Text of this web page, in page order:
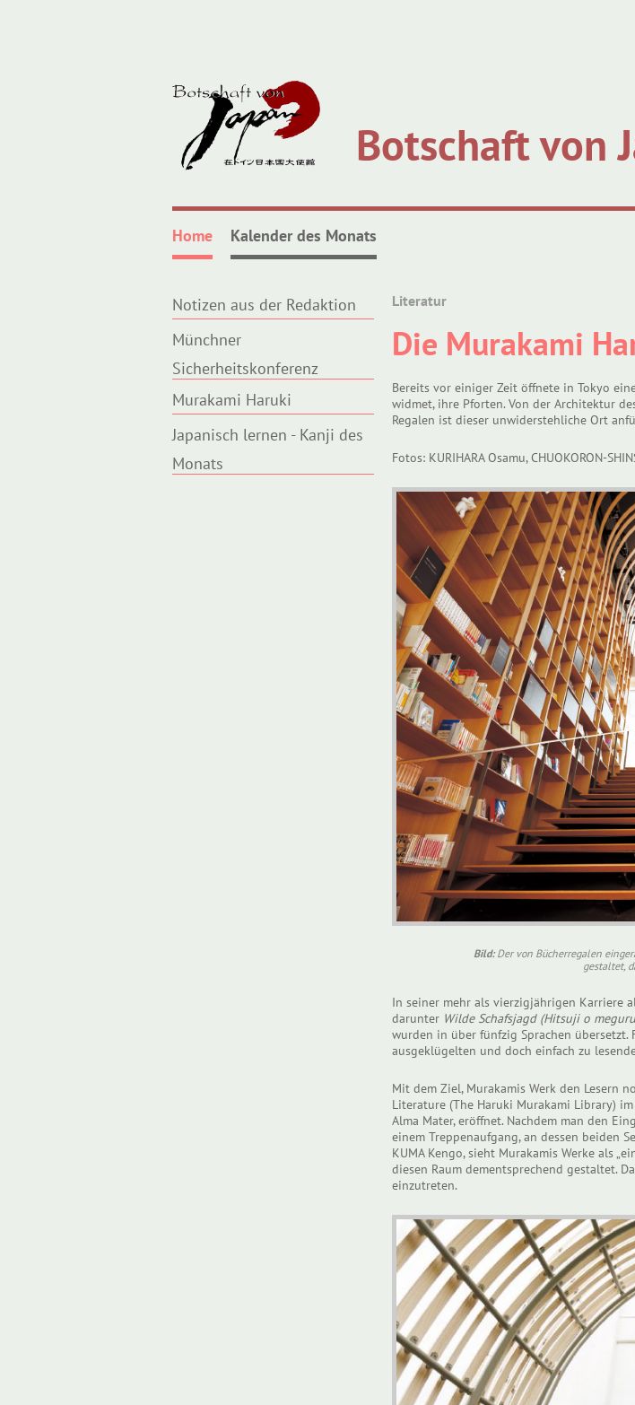
Botschaft von
Home Kalender des Monats
Notizen aus der Redaktion
Münchner
Sicherheitskonferenz
Murakami Haruki
Japanisch lernen - Kanji des
Monats
Literatur
Die Murakami
Bereits vor einiger Zeit öffnete in Tokyo
widmet, ihre Pforten. Von der Architektur
Regalen ist dieser unwiderstehliche Ort
Fotos: KURIHARA Osamu, CHUOKORON-
Bild:Der von Bücherregalen
gestaltet,
In seiner mehr als vierzigjährigen Karriere
darunter Wilde Schafsjagd (Hitsuji o
wurden in über fünfzig Sprachen übersetzt.
ausgeklügelten und doch einfach zu
Mit dem Ziel, Murakamis Werk den Lesern
Literature (The Haruki Murakami Library)
Alma Mater, eröffnet. Nachdem man den
einem Treppenaufgang, an dessen beiden
KUMA Kengo, sieht Murakamis Werke als
diesen Raum dementsprechend gestaltet.
einzutreten.